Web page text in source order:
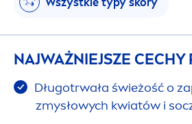
NAJWAŻNIEJSZE CECHY
Długotrwała świeżość o
zmysłowych kwiatów i